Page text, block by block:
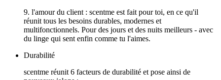
9. l'amour du client : scentme est fait pour toi, en ce qu'il
réunit tous les besoins durables, modernes et
multifonctionnels. Pour des jours et des nuits meilleurs - avec
du linge qui sent enfin comme tu l'aimes.
Durabilité
scentme réunit 6 facteurs de durabilité et pose ainsi de